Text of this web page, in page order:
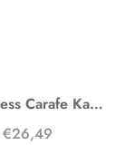
Aeropress Carafe Karaffe
€26,49